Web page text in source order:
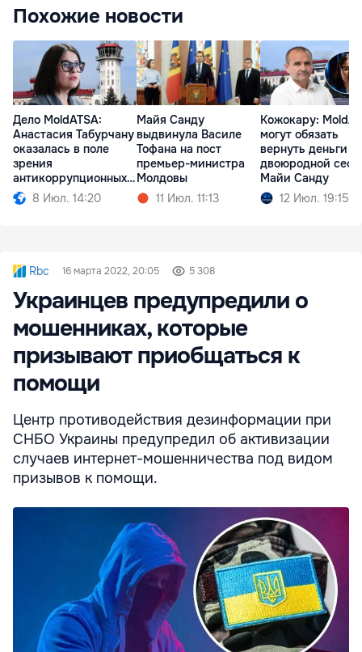
Похожие новости
Дело MoldATSA:
Анастасия Табурчану
оказалась в поле
зрения
антикоррупционных
органов
8 Июл. 14:20
Майя Санду
выдвинула Василе
Тофана на пост
премьер-министра
Молдовы
11 Июл. 11:13
Кожокару:
могут обязать
вернуть деньги
двоюродной
Майи Санду
12 Июл. 19:15
Rbc 16 марта 2022, 20:05 5 308
Украинцев предупредили о
мошенниках, которые
призывают приобщаться к
помощи
Центр противодействия дезинформации при
СНБО Украины предупредил об активизации
случаев интернет-мошенничества под видом
призывов к помощи.